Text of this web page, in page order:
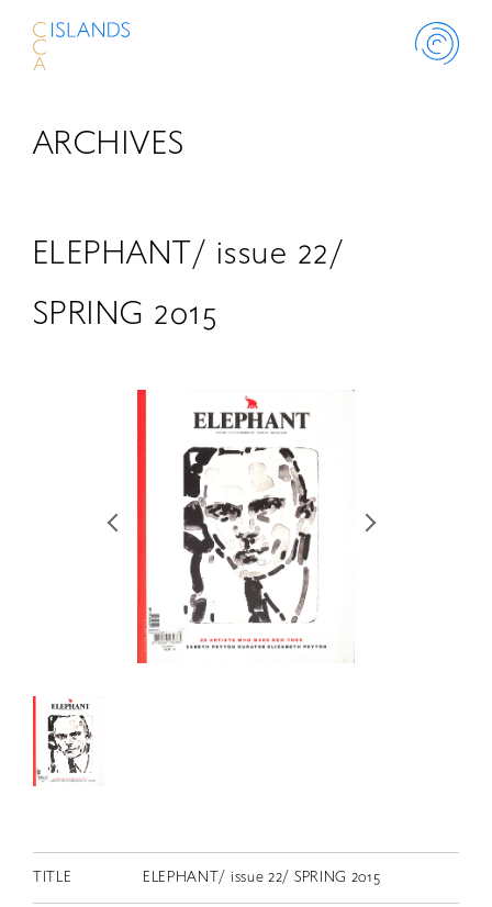
ABOUT
RETRACE
CONTACT
ARCHIVES
ELEPHANT/ issue 22/
SPRING 2015
TITLE ELEPHANT/ issue 22/ SPRING 2015